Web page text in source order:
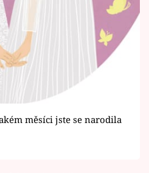
měsíci jste se narodila